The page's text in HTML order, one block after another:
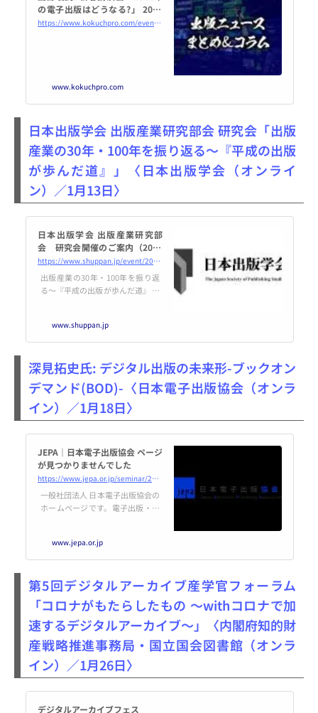
の電子出版はどうなる?」 2022
年1月11日（オンライン・Zoo
https://www.kokuchpro.com/event/jepa20220111/
www.kokuchpro.com
日本出版学会 出版産業研究部会 研究会「出版
産業の30年・100年を振り返る～『平成の出版
が歩んだ道』」〈日本出版学会（オンライ
ン）／1月13日〉
日本出版学会 出版産業研究部
会 研究会開催のご案内（2022
年1月13日開催） | 日本出版学会
https://www.shuppan.jp/event/2021/12/22/1905/
出版産業の30年・100年を振り返
る～『平成の出版が歩んだ道』 報
野高孝 （河野書店）
八木壮一 （八木書店）
（木） 15：0
www.shuppan.jp
深見拓史氏: デジタル出版の未来形-ブックオン
デマンド(BOD)-〈日本電子出版協会（オンラ
イン）／1月18日〉
JEPA｜日本電子出版協会 ページ
が見つかりませんでした
https://www.jepa.or.jp/seminar/20220118/
一般社団法人 日本電子出版協会の
ホームページです。電子出版・編
電子出版とは、会員限定情報など
配信しています。
www.jepa.or.jp
第5回デジタルアーカイブ産学官フォーラム
「コロナがもたらしたもの ～withコロナで加
速するデジタルアーカイブ～」〈内閣府知的財
産戦略推進事務局・国立国会図書館（オンラ
イン）／1月26日〉
デジタルアーカイブフェス